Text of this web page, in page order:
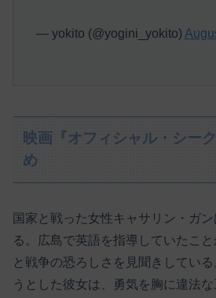
— yokito (@yogini_yokito)
映画『オフィシャル・シー
め
国家と戦った女性キャサリン・ガ
る。広島で英語を指導していたこ
と戦争の恐ろしさを見聞きしてい
うとした彼女は、勇気を胸に違法